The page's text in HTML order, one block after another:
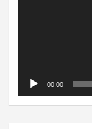
00:00